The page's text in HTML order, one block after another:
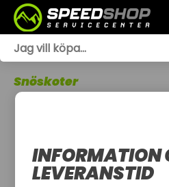
Snöskoter
INFORMATION
LEVERANSTID